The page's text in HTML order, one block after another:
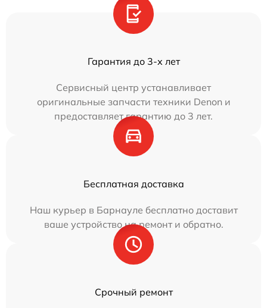
Гарантия до 3-х лет
Сервисный центр устанавливает
оригинальные запчасти техники Denon и
предоставляет гарантию до 3 лет.
Бесплатная доставка
Наш курьер в Барнауле бесплатно доставит
ваше устройство на ремонт и обратно.
Срочный ремонт